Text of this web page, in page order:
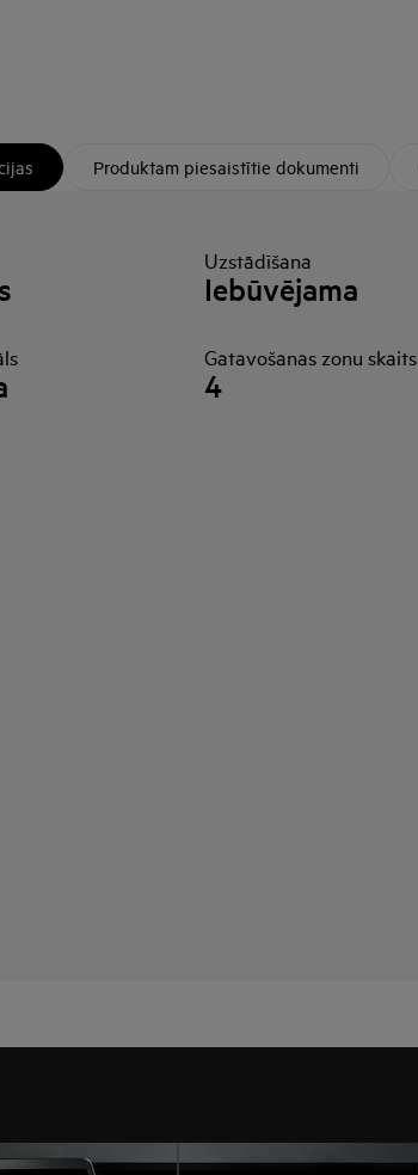
Produktam piesaistītie dokumenti
Uzstādīšana
Iebūvējama
Gatavošanas zonu skaits
4